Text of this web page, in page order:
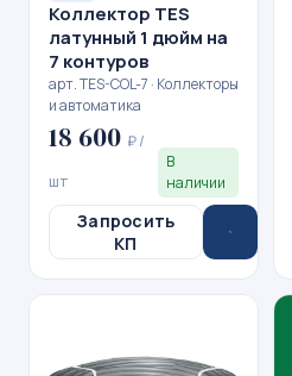
Коллектор TES
латунный 1 дюйм на
7 контуров
арт. TES-COL-7 · Коллекторы
и автоматика
18 600 ₽ /
шт
В
наличии
Запросить
КП